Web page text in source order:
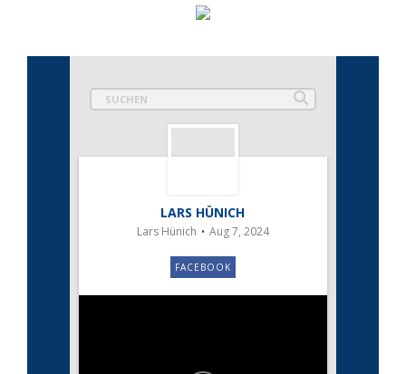
LARS HÜNICH
Lars Hünich Aug 7, 2024
FACEBOOK